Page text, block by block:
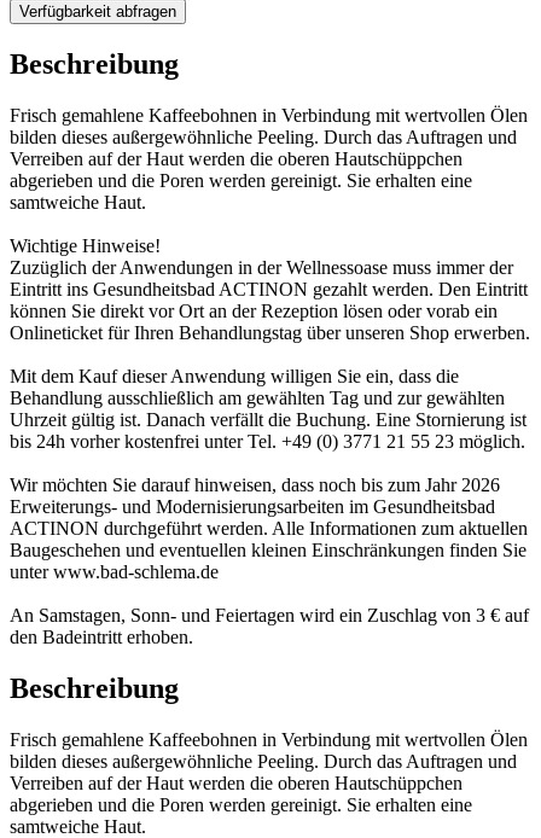
Verfügbarkeit abfragen
Beschreibung
Frisch gemahlene Kaffeebohnen in Verbindung mit wertvollen Ölen
bilden dieses außergewöhnliche Peeling. Durch das Auftragen und
Verreiben auf der Haut werden die oberen Hautschüppchen
abgerieben und die Poren werden gereinigt. Sie erhalten eine
samtweiche Haut.
Wichtige Hinweise!
Zuzüglich der Anwendungen in der Wellnessoase muss immer der
Eintritt ins Gesundheitsbad ACTINON gezahlt werden. Den Eintritt
können Sie direkt vor Ort an der Rezeption lösen oder vorab ein
Onlineticket für Ihren Behandlungstag über unseren Shop erwerben.
Mit dem Kauf dieser Anwendung willigen Sie ein, dass die
Behandlung ausschließlich am gewählten Tag und zur gewählten
Uhrzeit gültig ist. Danach verfällt die Buchung. Eine Stornierung ist
bis 24h vorher kostenfrei unter Tel. +49 (0) 3771 21 55 23 möglich.
Wir möchten Sie darauf hinweisen, dass noch bis zum Jahr 2026
Erweiterungs- und Modernisierungsarbeiten im Gesundheitsbad
ACTINON durchgeführt werden. Alle Informationen zum aktuellen
Baugeschehen und eventuellen kleinen Einschränkungen finden Sie
unter www.bad-schlema.de
An Samstagen, Sonn- und Feiertagen wird ein Zuschlag von 3 € auf
den Badeintritt erhoben.
Beschreibung
Frisch gemahlene Kaffeebohnen in Verbindung mit wertvollen Ölen
bilden dieses außergewöhnliche Peeling. Durch das Auftragen und
Verreiben auf der Haut werden die oberen Hautschüppchen
abgerieben und die Poren werden gereinigt. Sie erhalten eine
samtweiche Haut.